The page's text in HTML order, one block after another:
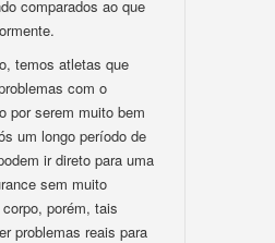
comparados ao que
temos atletas que
com o
por serem muito bem
um longo período de
ir direto para uma
sem muito
porém, tais
problemas reais para